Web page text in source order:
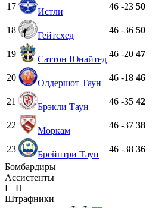
17
Истли
46 -23 50
18
Гейтсхед
46 -36 50
19
Саттон Юнайтед
46 -20 47
20
Олдершот Таун
46 -18 46
21
Брэкли Таун
46 -35 42
22
Моркам
46 -37 38
23
Брейнтри Таун
46 -38 36
Бомбардиры
Ассистенты
Г+П
Штрафники